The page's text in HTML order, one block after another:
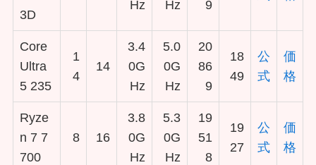
3D
Hz Hz 9
Core
Ultra
5 235
1
4
14
3.4
0G
Hz
5.0
0G
Hz
20
86
9
18
49
公
式
価
格
Ryze
n 7 7
700
8 16
3.8
0G
Hz
5.3
0G
Hz
19
51
8
19
27
公
式
価
格